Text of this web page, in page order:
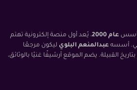
عام 2000
، يُعد أول منصة إلكترونية تهتم
أسسه عبدالمنعم البلوي ليكون مرجعًا
القبيلة. يضم الموقع أرشيفًا غنيًا بالوثائق،